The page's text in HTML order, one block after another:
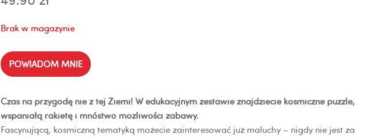
Brak w magazynie
POWIADOM MNIE
Czas na przygodę nie z tej Ziemi! W edukacyjnym zestawie znajdziecie kosmiczne puzzle,
wspaniałą rakietę i mnóstwo możliwości zabawy.
Fascynującą, kosmiczną tematyką możecie zainteresować już maluchy – nigdy nie jest za